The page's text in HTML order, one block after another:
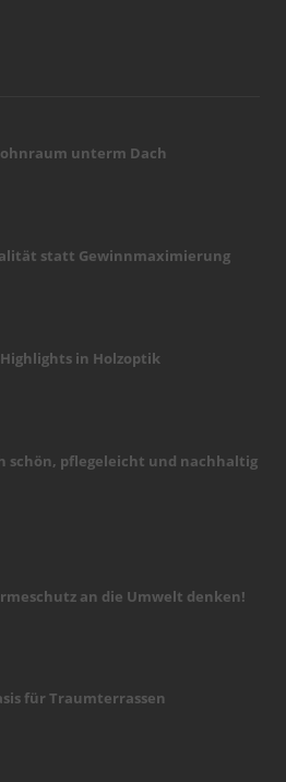
unterm Dach
statt Gewinnmaximierung
in Holzoptik
schön, pflegeleicht und nachhaltig
an die Umwelt denken!
für Traumterrassen